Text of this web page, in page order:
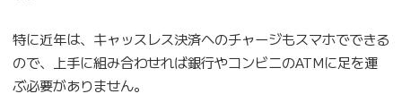
特に近年は、キャッスレス決済へのチャージもスマホでできる
ので、上手に組み合わせれば銀行やコンビニのATMに足を運
ぶ必要がありません。